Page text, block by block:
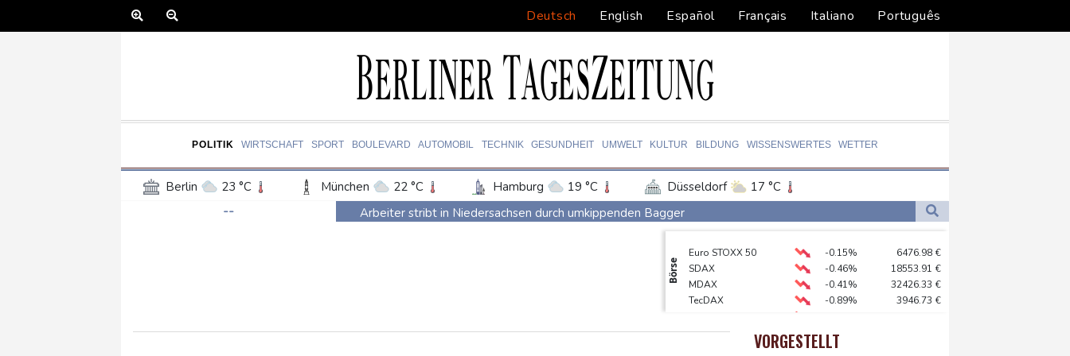
Deutsch English Español Français Italiano Português
POLITIK WIRTSCHAFT SPORT BOULEVARD AUTOMOBIL TECHNIK GESUNDHEIT UMWELT KULTUR BILDUNG WISSENSWERTES WETTER
Berlin 23 °C München 22 °C Hamburg 19 °C Düsseldorf
17 °C
Frankfurt am Main
Potsdam 23 °C Leipzig 24 °C
Bremen
Wien
28 °C
--
Arbeiter stribt in Niedersachsen durch umkippenden Bagger
Niedersachsen: Splittergranate aus Zweitem Weltkrieg in Einfamilienhaus entdeckt
Commerzbank meldet Rekordergebnis - Gespräche mit Unicredit stehen an
Kokain in Lutschern: 68-Jähriger bei Schmuggelversuch in Düsseldorf ertappt
Börse
Euro STOXX 50 -0.15% 6476.98 €
SDAX
-0.46% 18553.91 €
MDAX
-0.41% 32426.33 €
TecDAX
-0.89% 3946.73 €
Goldpreis
0.19%
-0.05%
VORGESTELLT